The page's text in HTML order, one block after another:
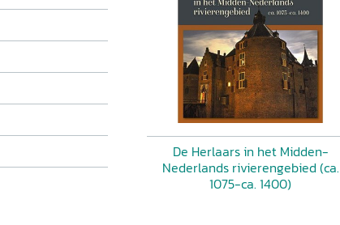
De Herlaars in het Midden-
Nederlands rivierengebied (ca.
1075-ca. 1400)